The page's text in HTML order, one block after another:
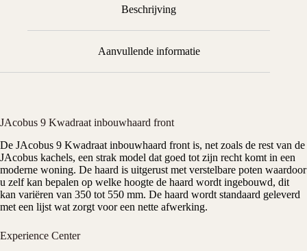
Beschrijving
Aanvullende informatie
JAcobus 9 Kwadraat inbouwhaard front
De JAcobus 9 Kwadraat inbouwhaard front is, net zoals de rest van de
JAcobus kachels, een strak model dat goed tot zijn recht komt in een
moderne woning. De haard is uitgerust met verstelbare poten waardoor
u zelf kan bepalen op welke hoogte de haard wordt ingebouwd, dit
kan variëren van 350 tot 550 mm. De haard wordt standaard geleverd
met een lijst wat zorgt voor een nette afwerking.
Experience Center